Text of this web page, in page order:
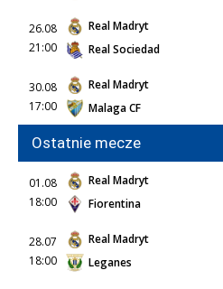
26.08
21:00
Real Madryt
Real Sociedad
30.08
17:00
Real Madryt
Malaga CF
Ostatnie mecze
01.08
18:00
Real Madryt
Fiorentina
28.07
18:00
Real Madryt
Leganes